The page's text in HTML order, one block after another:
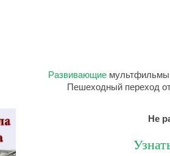
Развивающиемультфильмы
Пешеходный переход
Не